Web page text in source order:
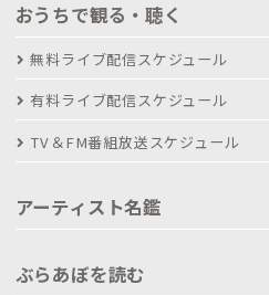
おうちで観る・聴く
無料ライブ配信スケジュール
有料ライブ配信スケジュール
TV＆FM番組放送スケジュール
アーティスト名鑑
ぶらあぼを読む